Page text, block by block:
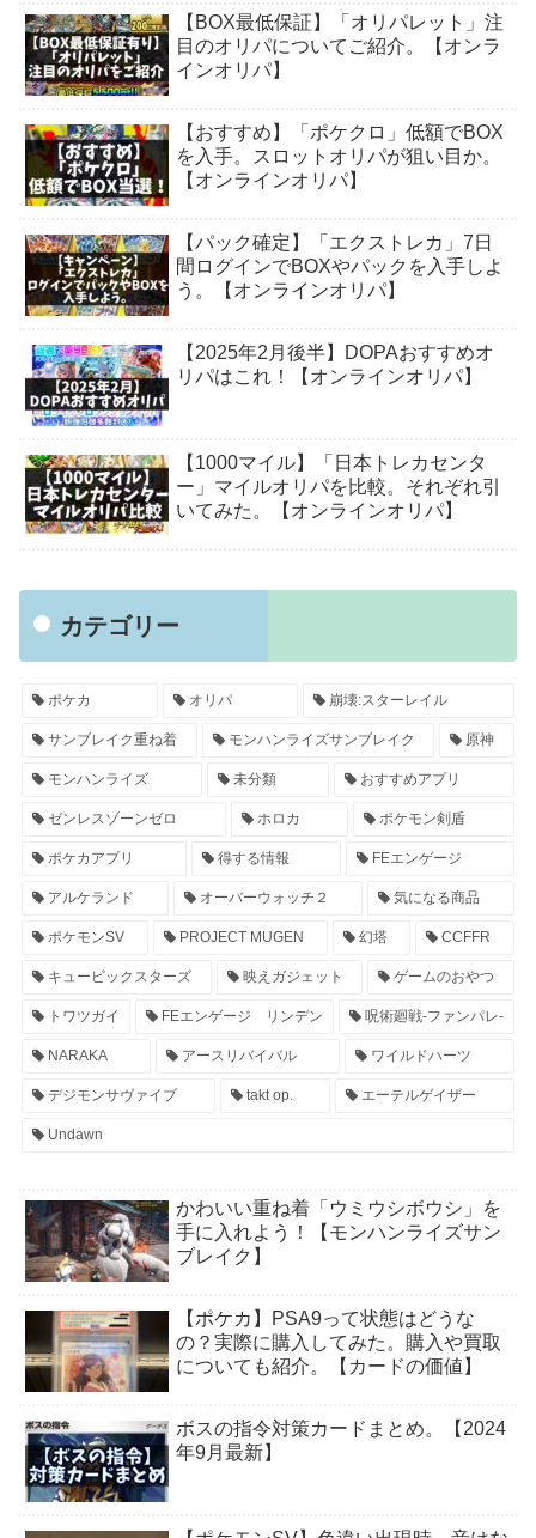
【BOX最低保証】「オリパレット」注
目のオリパについてご紹介。【オンラ
インオリパ】
【おすすめ】「ポケクロ」低額でBOX
を入手。スロットオリパが狙い目か。
【オンラインオリパ】
【パック確定】「エクストレカ」7日
間ログインでBOXやパックを入手しよ
う。【オンラインオリパ】
【2025年2月後半】DOPAおすすめオ
リパはこれ！【オンラインオリパ】
【1000マイル】「日本トレカセンタ
ー」マイルオリパを比較。それぞれ引
いてみた。【オンラインオリパ】
カテゴリー
ポケカ オリパ 崩壊:スターレイル
サンブレイク重ね着 モンハンライズサンブレイク 原神
モンハンライズ 未分類 おすすめアプリ
ゼンレスゾーンゼロ ホロカ ポケモン剣盾
ポケカアプリ 得する情報 FEエンゲージ
アルケランド オーバーウォッチ２ 気になる商品
ポケモンSV PROJECT MUGEN 幻塔 CCFFR
キュービックスターズ 映えガジェット ゲームのおやつ
トワツガイ FEエンゲージ リンデン 呪術廻戦-ファンパレ-
NARAKA アースリバイバル ワイルドハーツ
デジモンサヴァイブ takt op. エーテルゲイザー
Undawn
かわいい重ね着「ウミウシボウシ」を
手に入れよう！【モンハンライズサン
ブレイク】
【ポケカ】PSA9って状態はどうな
の？実際に購入してみた。購入や買取
についても紹介。【カードの価値】
ボスの指令対策カードまとめ。【2024
年9月最新】